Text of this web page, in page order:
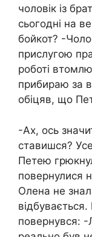
чоловік із
сьогодні на
бойкот? -
прислугою
роботі
прибираю за
обіцяв, що
-Ах, ось
ставишся?
Петею
повернулися
Олена не
повернувся: